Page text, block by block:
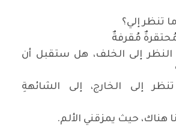
تنظر إلي؟
مُقرفةٌ
إلى الخلف، هل ستقبل أن
إلى الخارج، إلى الشائهةِ
هناك، حيث يمزقني الألم.